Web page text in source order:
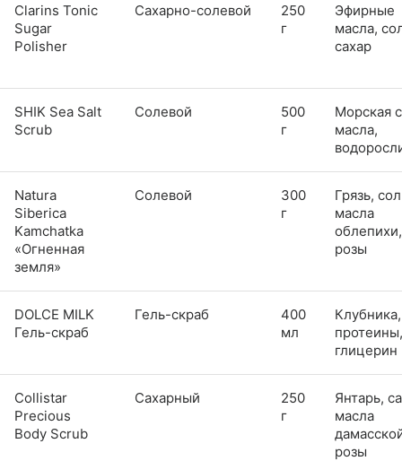
Clarins Tonic
Sugar
Polisher
Сахарно-солевой
250
г
Эфирные
масла,
сахар
SHIK Sea Salt
Scrub
Солевой
500
г
Морская
масла,
Natura
Siberica
Kamchatka
«Огненная
земля»​​​​​​​
Солевой
300
г
Грязь,
масла
облепихи,
розы
DOLCE MILK
Гель-скраб
Гель-скраб
400
мл
Клубника,
протеины,
глицерин
​​​​​​​Collistar
Precious
Body Scrub
Сахарный
250
г
Янтарь,
масла
розы